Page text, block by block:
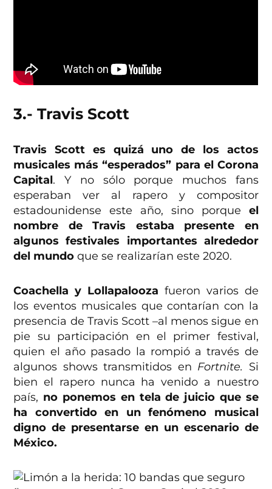
3.- Travis Scott
Travis Scott es quizá uno de los actos
musicales más “esperados” para el Corona
Capital. Y no sólo porque muchos fans
esperaban ver al rapero y compositor
estadounidense este año, sino porque el
nombre de Travis estaba presente en
algunos festivales importantes alrededor
del mundo que se realizarían este 2020.
Coachella y Lollapalooza fueron varios de
los eventos musicales que contarían con la
presencia de Travis Scott –al menos sigue en
pie su participación en el primer festival,
quien el año pasado la rompió a través de
algunos shows transmitidos en Fortnite. Si
bien el rapero nunca ha venido a nuestro
país, no ponemos en tela de juicio que se
ha convertido en un fenómeno musical
digno de presentarse en un escenario de
México.